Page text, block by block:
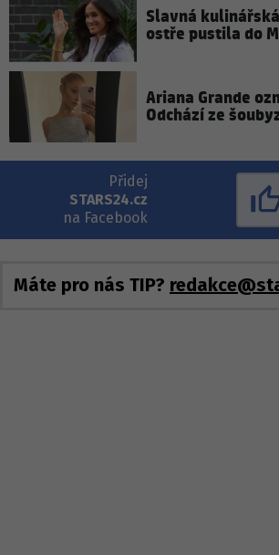
Slavná
ostře pustila do
Ariana Grande
Odchází ze
Přidej
STARS24.cz
na Facebook
Máte pro nás TIP?